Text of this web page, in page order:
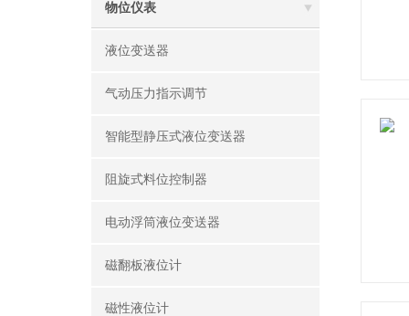
物位仪表
液位变送器
气动压力指示调节
智能型静压式液位变送器
阻旋式料位控制器
电动浮筒液位变送器
磁翻板液位计
磁性液位计